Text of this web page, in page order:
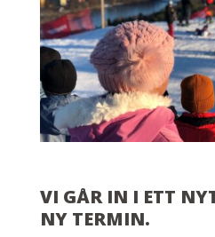
VI GÅR IN I ETT
NY TERMIN.